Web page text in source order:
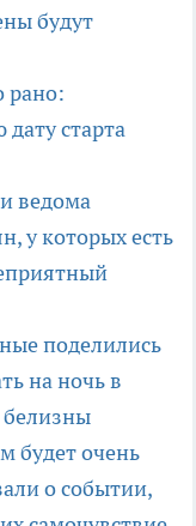
будут
рано:
старта
ведома
у которых есть
поделились
на ночь в
белизны
будет очень
о событии,